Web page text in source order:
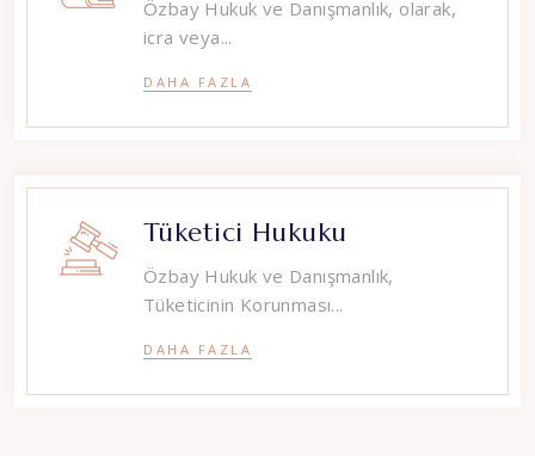
Özbay Hukuk ve Danışmanlık, olarak,
icra veya...
DAHA FAZLA
Tüketici Hukuku
Özbay Hukuk ve Danışmanlık,
Tüketicinin Korunması...
DAHA FAZLA